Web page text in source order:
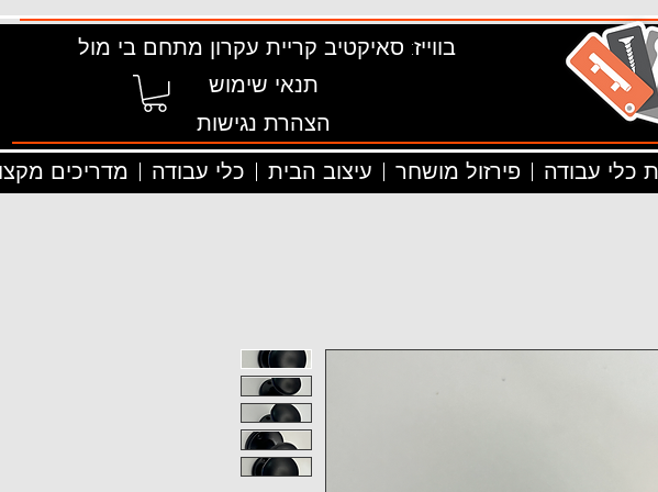
בווייז: סאיקטיב קריית עקרון מתחם בי מול
תנאי שימוש
הצהרת נגישות
מדריכים כלי עבודה עיצוב הבית פירזול מושחר כלי עבודה